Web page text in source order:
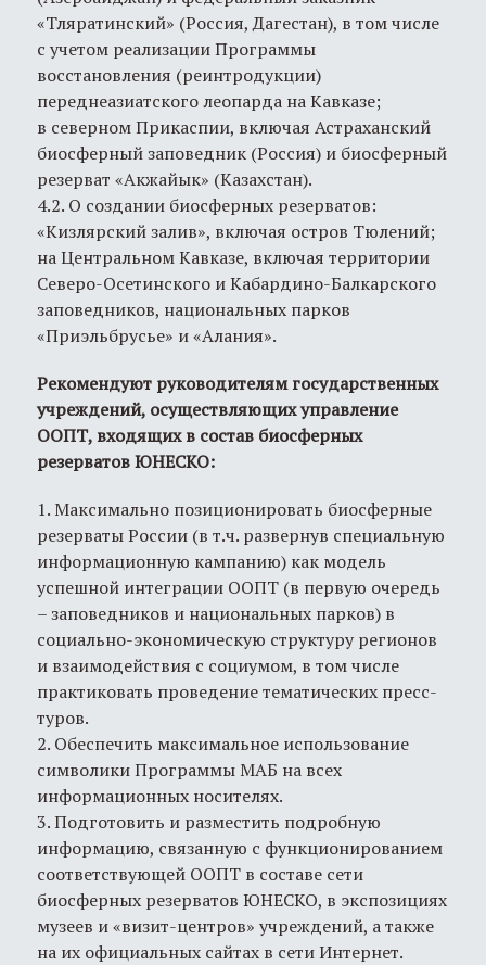
«Тляратинский» (Россия, Дагестан), в том числе
с учетом реализации Программы
восстановления (реинтродукции)
переднеазиатского леопарда на Кавказе;
в северном Прикаспии, включая Астраханский
биосферный заповедник (Россия) и биосферный
резерват «Акжайык» (Казахстан).
4.2. О создании биосферных резерватов:
«Кизлярский залив», включая остров Тюлений;
на Центральном Кавказе, включая территории
Северо-Осетинского и Кабардино-Балкарского
заповедников, национальных парков
«Приэльбрусье» и «Алания».
Рекомендуют руководителям государственных
учреждений, осуществляющих управление
ООПТ, входящих в состав биосферных
резерватов ЮНЕСКО:
1. Максимально позиционировать биосферные
резерваты России (в т.ч. развернув специальную
информационную кампанию) как модель
успешной интеграции ООПТ (в первую очередь
– заповедников и национальных парков) в
социально-экономическую структуру регионов
и взаимодействия с социумом, в том числе
практиковать проведение тематических пресс-
туров.
2. Обеспечить максимальное использование
символики Программы МАБ на всех
информационных носителях.
3. Подготовить и разместить подробную
информацию, связанную с функционированием
соответствующей ООПТ в составе сети
биосферных резерватов ЮНЕСКО, в экспозициях
музеев и «визит-центров» учреждений, а также
на их официальных сайтах в сети Интернет.